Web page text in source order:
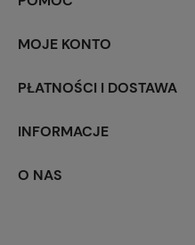
MOJE KONTO
PŁATNOŚCI I DOSTAWA
INFORMACJE
O NAS